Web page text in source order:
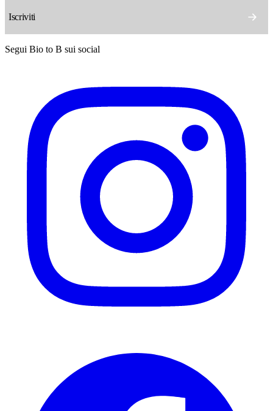
Segui Bio to B sui social